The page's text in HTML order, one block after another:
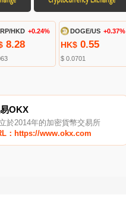
HKD +0.24%
8.28
DOGE/US +0.37%
HK$ 0.55
$ 0.0701
OKX
於2014年的加密貨幣交易所
：https://www.okx.com